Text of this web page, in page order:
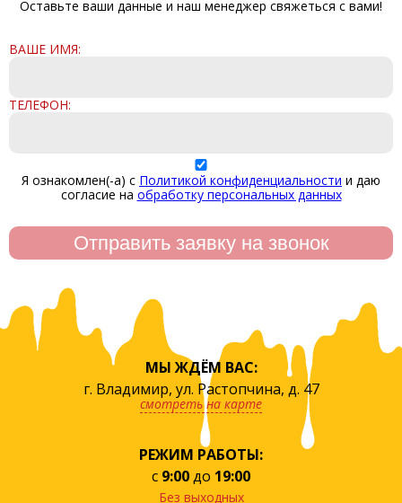
Оставьте ваши данные и наш менеджер свяжеться с вами!
ВАШЕ ИМЯ:
ТЕЛЕФОН:
Я ознакомлен(-а) с Политикой конфиденциальности и даю
согласие на обработку персональных данных
МЫ ЖДЁМ ВАС:
г. Владимир, ул. Растопчина, д. 47
смотреть на карте
РЕЖИМ РАБОТЫ:
с 9:00до 19:00
Без выходных